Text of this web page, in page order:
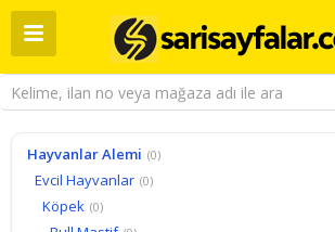
Hayvanlar Alemi (0)
Evcil Hayvanlar (0)
Köpek (0)